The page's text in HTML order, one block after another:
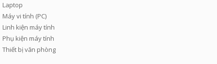
Laptop
Máy vi tính (PC)
Linh kiện máy tính
Phụ kiện máy tính
Thiết bị văn phòng